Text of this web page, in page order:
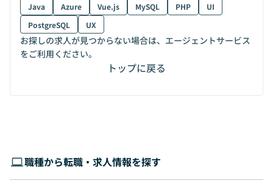
Java
Azure Vue.js MySQL PHP
UI
PostgreSQL
UX
お探しの求人が見つからない場合は、エージェントサービス
をご利用ください。
トップに戻る
職種から転職・求人情報を探す